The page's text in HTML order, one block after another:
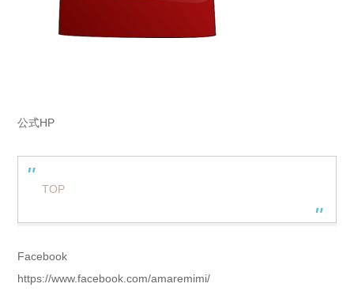
公式HP
TOP
Facebook
https://www.facebook.com/amaremimi/